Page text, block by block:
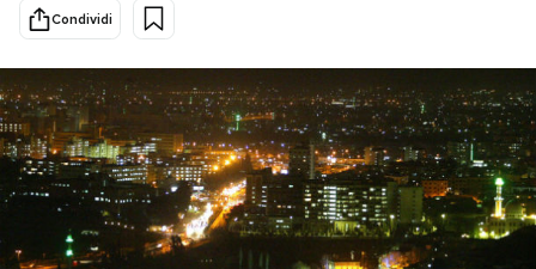
Economia
PODCAST
NEWSLETTER
Condividi